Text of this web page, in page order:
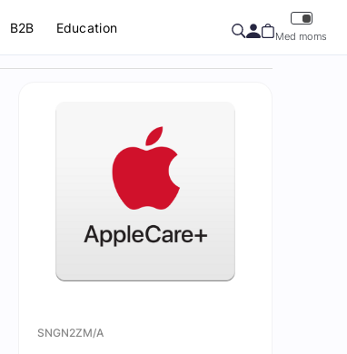
B2B Education
Med moms
SNGN2ZM/A